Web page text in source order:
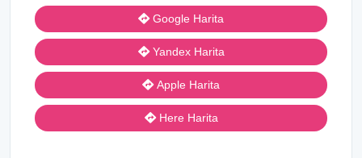
Google Harita
Yandex Harita
Apple Harita
Here Harita